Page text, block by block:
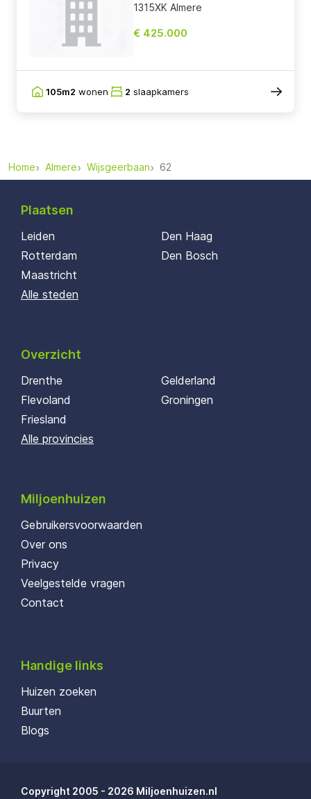
1315XK Almere
€ 425.000
105m2 wonen 2 slaapkamers
Home Almere Wijsgeerbaan 62
Plaatsen
Leiden
Rotterdam
Maastricht
Den Haag
Den Bosch
Alle steden
Overzicht
Drenthe
Flevoland
Friesland
Gelderland
Groningen
Alle provincies
Miljoenhuizen
Gebruikersvoorwaarden
Over ons
Privacy
Veelgestelde vragen
Contact
Handige links
Huizen zoeken
Buurten
Blogs
Copyright 2005 - 2026 Miljoenhuizen.nl